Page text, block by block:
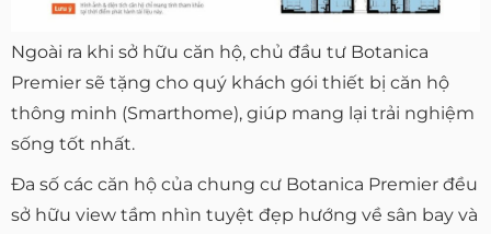
Ngoài ra khi sở hữu căn hộ, chủ đầu tư Botanica
Premier sẽ tặng cho quý khách gói thiết bị căn hộ
thông minh (Smarthome), giúp mang lại trải nghiệm
sống tốt nhất.
Đa số các căn hộ của chung cư Botanica Premier đều
sở hữu view tầm nhìn tuyệt đẹp hướng về sân bay và